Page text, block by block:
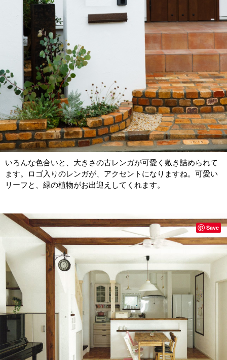
いろんな色合いと、大きさの古レンガが可愛く敷き詰められて
ます。ロゴ入りのレンガが、アクセントになりますね。可愛い
リーフと、緑の植物がお出迎えしてくれます。
Save